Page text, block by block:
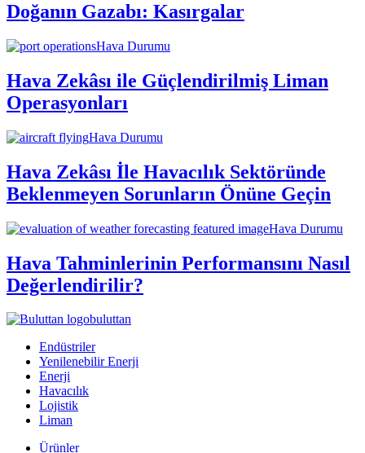
Doğanın Gazabı: Kasırgalar
Hava Durumu
Hava Zekâsı ile Güçlendirilmiş Liman
Operasyonları
Hava Durumu
Hava Zekâsı İle Havacılık Sektöründe
Beklenmeyen Sorunların Önüne Geçin
Hava Durumu
Hava Tahminlerinin Performansını Nasıl
Değerlendirilir?
buluttan
Endüstriler
Yenilenebilir Enerji
Enerji
Havacılık
Lojistik
Liman
Ürünler